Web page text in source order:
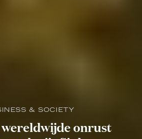
& SOCIETY
onrust